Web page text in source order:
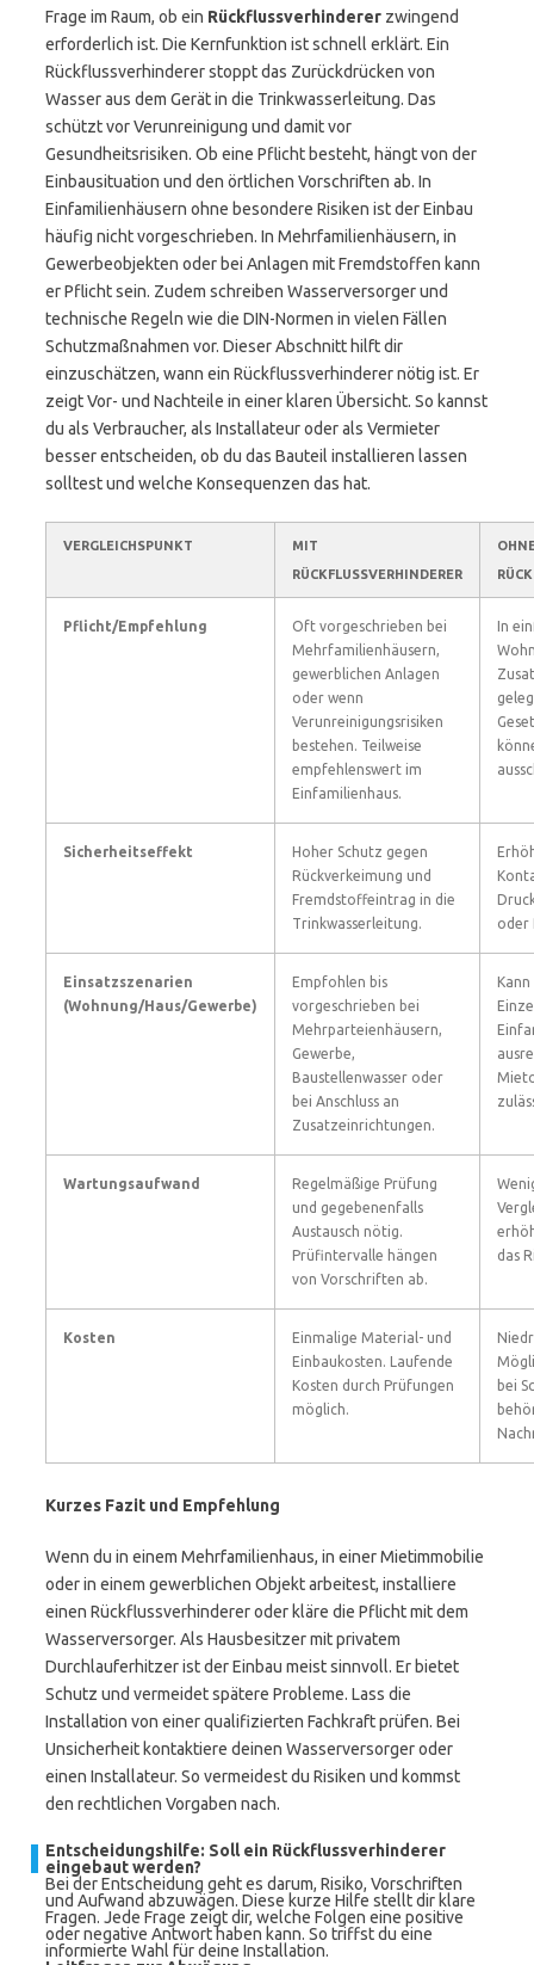
Frage im Raum, ob ein Rückflussverhinderer zwingend
erforderlich ist. Die Kernfunktion ist schnell erklärt. Ein
Rückflussverhinderer stoppt das Zurückdrücken von
Wasser aus dem Gerät in die Trinkwasserleitung. Das
schützt vor Verunreinigung und damit vor
Gesundheitsrisiken. Ob eine Pflicht besteht, hängt von der
Einbausituation und den örtlichen Vorschriften ab. In
Einfamilienhäusern ohne besondere Risiken ist der Einbau
häufig nicht vorgeschrieben. In Mehrfamilienhäusern, in
Gewerbeobjekten oder bei Anlagen mit Fremdstoffen kann
er Pflicht sein. Zudem schreiben Wasserversorger und
technische Regeln wie die DIN-Normen in vielen Fällen
Schutzmaßnahmen vor. Dieser Abschnitt hilft dir
einzuschätzen, wann ein Rückflussverhinderer nötig ist. Er
zeigt Vor- und Nachteile in einer klaren Übersicht. So kannst
du als Verbraucher, als Installateur oder als Vermieter
besser entscheiden, ob du das Bauteil installieren lassen
solltest und welche Konsequenzen das hat.
VERGLEICHSPUNKT
MIT
RÜCKFLUSSVERHINDERER
Pflicht/Empfehlung
Oft vorgeschrieben bei
Mehrfamilienhäusern,
gewerblichen Anlagen
oder wenn
Verunreinigungsrisiken
bestehen. Teilweise
empfehlenswert im
Einfamilienhaus.
In
Sicherheitseffekt
Hoher Schutz gegen
Rückverkeimung und
Fremdstoffeintrag in die
Trinkwasserleitung.
oder
Einsatzszenarien
(Wohnung/Haus/Gewerbe)
Empfohlen bis
vorgeschrieben bei
Mehrparteienhäusern,
Gewerbe,
Baustellenwasser oder
bei Anschluss an
Zusatzeinrichtungen.
Wartungsaufwand
Regelmäßige Prüfung
und gegebenenfalls
Austausch nötig.
Prüfintervalle hängen
von Vorschriften ab.
das
Kosten
Einmalige Material- und
Einbaukosten. Laufende
Kosten durch Prüfungen
möglich.
bei
Kurzes Fazit und Empfehlung
Wenn du in einem Mehrfamilienhaus, in einer Mietimmobilie
oder in einem gewerblichen Objekt arbeitest, installiere
einen Rückflussverhinderer oder kläre die Pflicht mit dem
Wasserversorger. Als Hausbesitzer mit privatem
Durchlauferhitzer ist der Einbau meist sinnvoll. Er bietet
Schutz und vermeidet spätere Probleme. Lass die
Installation von einer qualifizierten Fachkraft prüfen. Bei
Unsicherheit kontaktiere deinen Wasserversorger oder
einen Installateur. So vermeidest du Risiken und kommst
den rechtlichen Vorgaben nach.
Entscheidungshilfe: Soll ein Rückflussverhinderer
eingebaut werden?
Bei der Entscheidung geht es darum, Risiko, Vorschriften
und Aufwand abzuwägen. Diese kurze Hilfe stellt dir klare
Fragen. Jede Frage zeigt dir, welche Folgen eine positive
oder negative Antwort haben kann. So triffst du eine
informierte Wahl für deine Installation.